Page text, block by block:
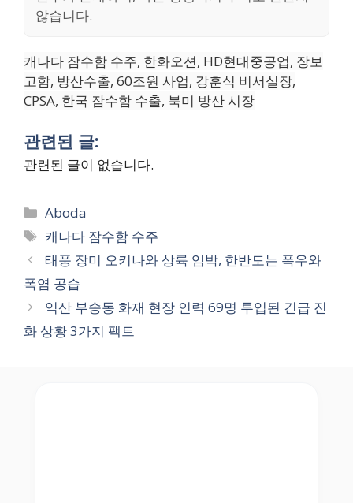
않습니다.
캐나다 잠수함 수주, 한화오션, HD현대중공업, 장보
고함, 방산수출, 60조원 사업, 강훈식 비서실장,
CPSA, 한국 잠수함 수출, 북미 방산 시장
관련된 글:
관련된 글이 없습니다.
Categories
Aboda
Tags
캐나다 잠수함 수주
태풍 장미 오키나와 상륙 임박, 한반도는 폭우와
폭염 공습
익산 부송동 화재 현장 인력 69명 투입된 긴급 진
화 상황 3가지 팩트